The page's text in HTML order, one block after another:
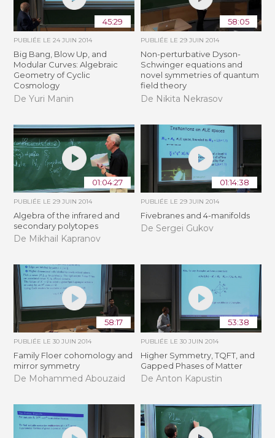
45:29
PUBLIÉE LE24 JUIN 2014
Big Bang, Blow Up, and
Modular Curves: Algebraic
Geometry of Cyclic
Cosmology
De Yuri Manin
58:05
PUBLIÉE LE 29 JUIN 2014
Non-perturbative Dyson-
Schwinger equations and
novel symmetries of quantum
field theory
De Nikita Nekrasov
01:04:27
PUBLIÉE LE29 JUIN 2014
Algebra of the infrared and
secondary polytopes
De Mikhail Kapranov
01:14:38
PUBLIÉE LE 29 JUIN 2014
Fivebranes and 4-manifolds
De Sergei Gukov
58:17
PUBLIÉE LE30 JUIN 2014
Family Floer cohomology and
mirror symmetry
De Mohammed Abouzaid
53:38
PUBLIÉE LE 30 JUIN 2014
Higher Symmetry, TQFT, and
Gapped Phases of Matter
De Anton Kapustin